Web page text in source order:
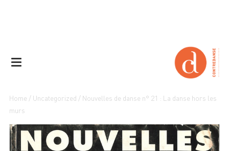
Home / Uncategorized / Nouvelles de danse n° 21 : La danse hors les
murs